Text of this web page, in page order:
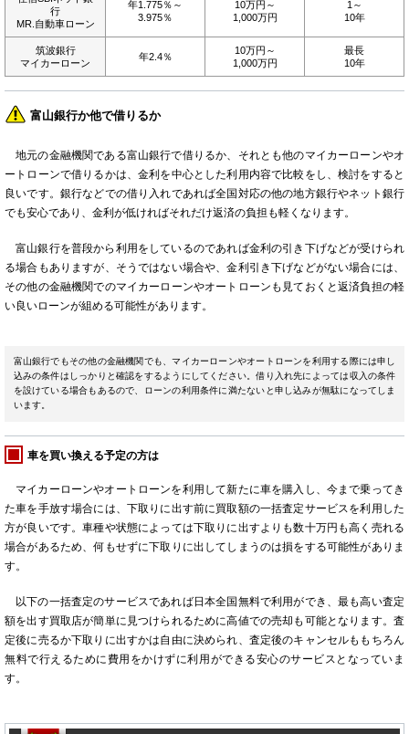
行
MR.自動車ローン
年1.775％～
3.975％
10万円～
1,000万円
1～
10年
筑波銀行
マイカーローン
年2.4％
10万円～
1,000万円
最長
10年
富山銀行か他で借りるか
地元の金融機関である富山銀行で借りるか、それとも他のマイカーローンやオ
ートローンで借りるかは、金利を中心とした利用内容で比較をし、検討をすると
良いです。銀行などでの借り入れであれば全国対応の他の地方銀行やネット銀行
でも安心であり、金利が低ければそれだけ返済の負担も軽くなります。
富山銀行を普段から利用をしているのであれば金利の引き下げなどが受けられ
る場合もありますが、そうではない場合や、金利引き下げなどがない場合には、
その他の金融機関でのマイカーローンやオートローンも見ておくと返済負担の軽
い良いローンが組める可能性があります。
富山銀行でもその他の金融機関でも、マイカーローンやオートローンを利用する際には申し
込みの条件はしっかりと確認をするようにしてください。借り入れ先によっては収入の条件
を設けている場合もあるので、ローンの利用条件に満たないと申し込みが無駄になってしま
います。
車を買い換える予定の方は
マイカーローンやオートローンを利用して新たに車を購入し、今まで乗ってき
た車を手放す場合には、下取りに出す前に買取額の一括査定サービスを利用した
方が良いです。車種や状態によっては下取りに出すよりも数十万円も高く売れる
場合があるため、何もせずに下取りに出してしまうのは損をする可能性がありま
す。
以下の一括査定のサービスであれば日本全国無料で利用ができ、最も高い査定
額を出す買取店が簡単に見つけられるために高値での売却も可能となります。査
定後に売るか下取りに出すかは自由に決められ、査定後のキャンセルももちろん
無料で行えるために費用をかけずに利用ができる安心のサービスとなっていま
す。